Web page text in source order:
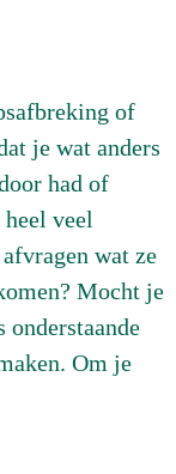
of
je wat anders
had of
veel
wat ze
Mocht je
onderstaande
Om je